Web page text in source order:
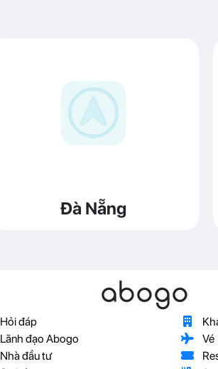
Đà Nẵng
abogo
Hỏi đáp
Lãnh đạo Abogo
Nhà đầu tư
Vé